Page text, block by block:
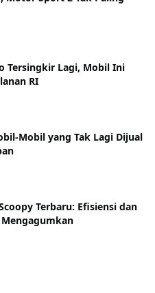
Tersingkir Lagi, Mobil Ini
RI
Mobil yang Tak Lagi Dijual
Terbaru: Efisiensi dan